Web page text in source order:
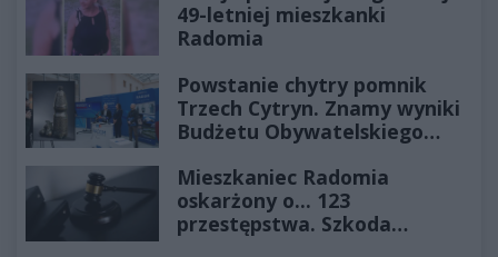
49-letniej mieszkanki
Radomia
Powstanie chytry pomnik
Trzech Cytryn. Znamy wyniki
Budżetu Obywatelskiego
Mieszkaniec Radomia
oskarżony o... 123
przestępstwa. Szkoda